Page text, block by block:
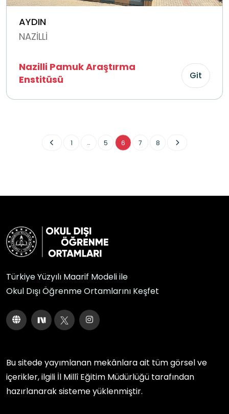
AYDIN
NAZİLLİ
Nazilli Pamuk Araştırma
Enstitüsü
Git
1 ... 5 6 7 8
Türkiye Yüzyılı Maarif Modeli ile
Okul Dışı Öğrenme Ortamlarını Keşfet
Bu sitede yayımlanan mekânlara ait tüm görsel ve
içerikler, ilgili İl Millî Eğitim Müdürlüğü tarafından
hazırlanarak sisteme yüklenmiştir.